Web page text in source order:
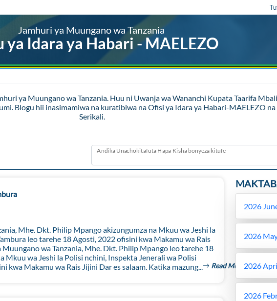
Jamhuri ya Muungano wa Tanzania
ya Idara ya Habari - MAELEZO
ya Muungano wa Tanzania. Huu ni Uwanja wa Wananchi Kupata Taarifa
Blogu hii inasimamiwa na kuratibiwa na Ofisi ya Idara ya Habari-MAELEZO
Serikali.
Andika Unachokitafuta Hapa Kisha bonyeza kitufe
Mhe. Dkt. Philip Mpango akizungumza na Mkuu wa Jeshi la
leo tarehe 18 Agosti, 2022 ofisini kwa Makamu wa Rais
wa Tanzania, Mhe. Dkt. Philip Mpango leo tarehe 18
Mkuu wa Jeshi la Polisi nchini, Inspekta Jenerali wa Polisi
Makamu wa Rais Jijini Dar es salaam. Katika mazung...
Read More
2026
2026
2026
2026